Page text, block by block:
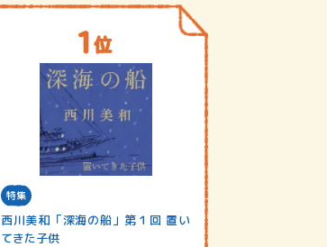
特集
西川美和「深海の船」第１回 置い
てきた子供